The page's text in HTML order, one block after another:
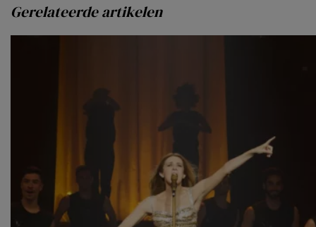
Gerelateerde artikelen